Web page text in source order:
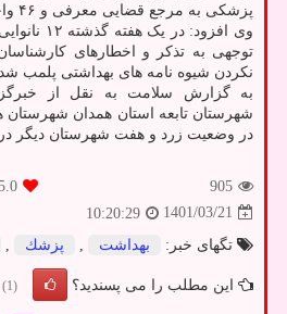
پزشکی به مرجع قضایی معرفی و ۴۶ واحد نیز پلمب شد.
توجهی به تذکر و اخطارهای
نکردن شیوه نامه های بهداشتی پلمب
شهرستان تابعه استان همدان شهرستان
در وضعیت زرد و هفت شهرستان دیگر در
905
1401/03/21
10:20:29
تگهای خبر:
بهداشت , پزشك ,
این مطلب را می پسندید؟ (1)